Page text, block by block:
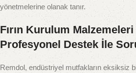
yönetmelerine olanak tanır.
Fırın Kurulum
Profesyonel Destek İle
Remdol, endüstriyel mutfakların eksiksiz